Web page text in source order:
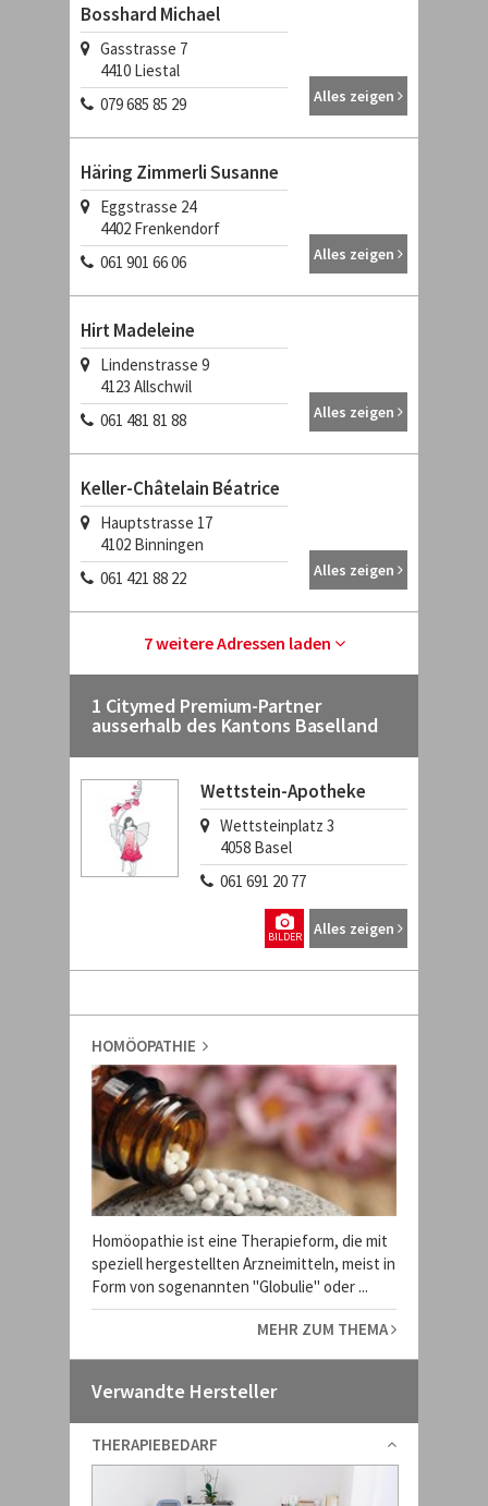
Bosshard Michael
Gasstrasse 7
4410 Liestal
079 685 85 29
Alles zeigen
Häring Zimmerli Susanne
Eggstrasse 24
4402 Frenkendorf
061 901 66 06
Alles zeigen
Hirt Madeleine
Lindenstrasse 9
4123 Allschwil
061 481 81 88
Alles zeigen
Keller-Châtelain Béatrice
Hauptstrasse 17
4102 Binningen
061 421 88 22
Alles zeigen
7 weitere Adressen laden
1 Citymed Premium-Partner
ausserhalb des Kantons Baselland
Wettstein-Apotheke
Wettsteinplatz 3
4058 Basel
061 691 20 77
Alles zeigen
BILDER
HOMÖOPATHIE
Homöopathie ist eine Therapieform, die mit
speziell hergestellten Arzneimitteln, meist in
Form von sogenannten "Globulie" oder ...
MEHR ZUM THEMA
Verwandte Hersteller
THERAPIEBEDARF